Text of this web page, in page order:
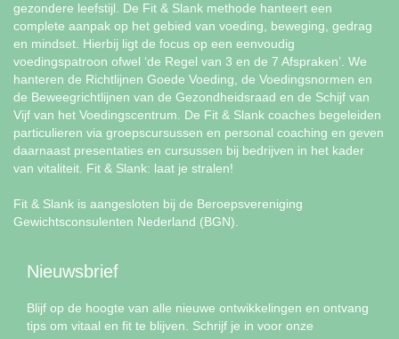
gezondere leefstijl. De Fit & Slank methode hanteert een
complete aanpak op het gebied van voeding, beweging, gedrag
en mindset. Hierbij ligt de focus op een eenvoudig
voedingspatroon ofwel ‘de Regel van 3 en de 7 Afspraken’. We
hanteren de Richtlijnen Goede Voeding, de Voedingsnormen en
de Beweegrichtlijnen van de Gezondheidsraad en de Schijf van
Vijf van het Voedingscentrum. De Fit & Slank coaches begeleiden
particulieren via groepscursussen en personal coaching en geven
daarnaast presentaties en cursussen bij bedrijven in het kader
van vitaliteit. Fit & Slank: laat je stralen!
Fit & Slank is aangesloten bij de Beroepsvereniging
Gewichtsconsulenten Nederland (BGN).
Nieuwsbrief
Blijf op de hoogte van alle nieuwe ontwikkelingen en ontvang
tips om vitaal en fit te blijven. Schrijf je in voor onze